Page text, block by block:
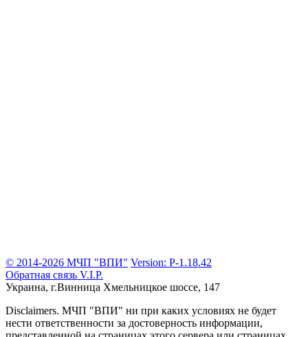
© 2014-2026 МЧП "ВПИ" Version: P-1.18.42
Обратная связь V.I.P.
Украина, г.Винница Хмельницкое шоссе, 147
Disclaimers. МЧП "ВПИ" ни при каких условиях не будет
нести ответственности за достоверность информации,